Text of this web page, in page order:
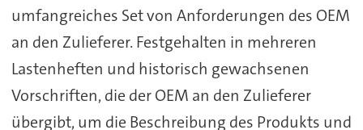
umfangreiches Set von Anforderungen des OEM
an den Zulieferer. Festgehalten in mehreren
Lastenheften und historisch gewachsenen
Vorschriften, die der OEM an den Zulieferer
übergibt, um die Beschreibung des Produkts und